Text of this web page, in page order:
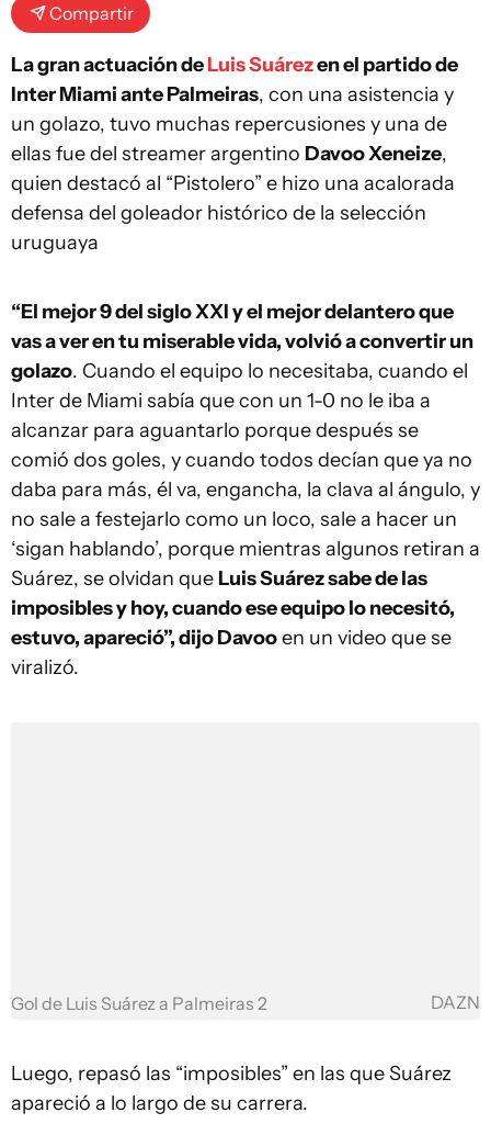
Compartir
La gran actuación deLuis Suárezen el partido de
Inter Miami ante Palmeiras, con una asistencia y
un golazo, tuvo muchas repercusiones y una de
ellas fue del streamer argentino Davoo Xeneize,
quien destacó al “Pistolero” e hizo una acalorada
defensa del goleador histórico de la selección
uruguaya
“El mejor 9 del siglo XXI y el mejor delantero que
vas a ver en tu miserable vida, volvió a convertir un
golazo. Cuando el equipo lo necesitaba, cuando el
Inter de Miami sabía que con un 1-0 no le iba a
alcanzar para aguantarlo porque después se
comió dos goles, y cuando todos decían que ya no
daba para más, él va, engancha, la clava al ángulo, y
no sale a festejarlo como un loco, sale a hacer un
‘sigan hablando’, porque mientras algunos retiran a
Suárez, se olvidan que Luis Suárez sabe de las
imposibles y hoy, cuando ese equipo lo necesitó,
estuvo, apareció”, dijo Davooen un video que se
viralizó.
Gol de Luis Suárez a Palmeiras 2 DAZN
Luego, repasó las “imposibles” en las que Suárez
apareció a lo largo de su carrera.